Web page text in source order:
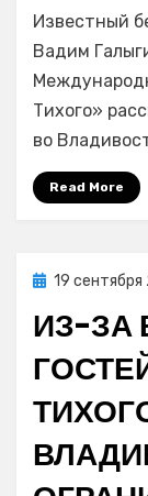
Известный
Вадим
Тихого»
во
Read More
Posted
19 сентября
ИЗ-ЗА